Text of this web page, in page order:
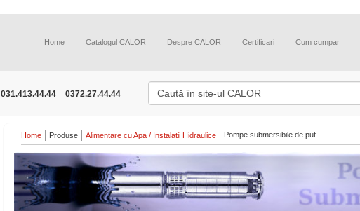
Home Catalogul CALOR Despre CALOR Certificari Cum cumpar
031.413.44.44 0372.27.44.44
Home Produse Alimentare cu Apa / Instalatii Hidraulice Pompe submersibile de put